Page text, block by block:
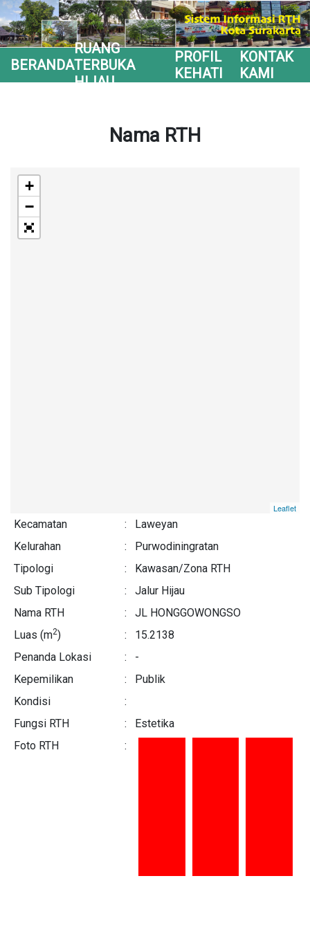
BERANDA
RUANG
TERBUKA
HIJAU
PROFIL
KEHATI
KONTAK
KAMI
Nama RTH
+
−
Leaflet
Kecamatan :
Laweyan
Kelurahan
:
Purwodiningratan
Tipologi
:
Kawasan/Zona RTH
Sub Tipologi
:
Jalur Hijau
Nama RTH
:
JL HONGGOWONGSO
Luas (m2) :
15.2138
Penanda Lokasi
:
-
Kepemilikan
:
Publik
Kondisi
:
Fungsi RTH
:
Estetika
Foto RTH
: